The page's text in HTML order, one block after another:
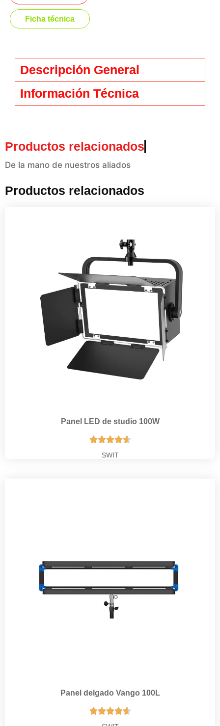
Ficha técnica
Descripción General
Información Técnica
Productos relacionados
De la mano de nuestros aliados
Productos relacionados
Panel LED de studio 100W

SWIT
Panel delgado Vango 100L
